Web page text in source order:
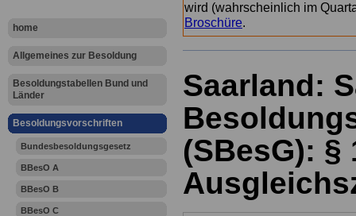
home
Allgemeines zur Besoldung
Besoldungstabellen Bund und
Länder
Besoldungsvorschriften
Bundesbesoldungsgesetz
BBesO A
BBesO B
BBesO C
wird (wahrscheinlich im
Broschüre.
Saarland:
(SBesG): §